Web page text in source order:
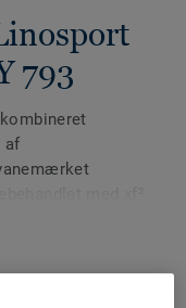
793
af
en sportshal eller
eller et